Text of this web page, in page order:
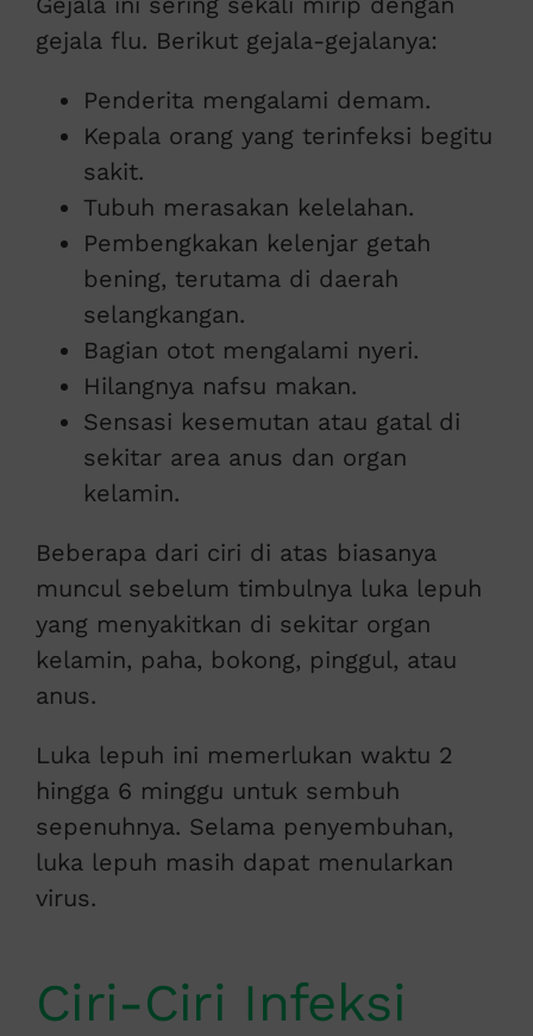
gejala flu. Berikut gejala-gejalanya:
Penderita mengalami demam.
Kepala orang yang terinfeksi begitu
sakit.
Tubuh merasakan kelelahan.
Pembengkakan kelenjar getah
bening, terutama di daerah
selangkangan.
Bagian otot mengalami nyeri.
Hilangnya nafsu makan.
Sensasi kesemutan atau gatal di
sekitar area anus dan organ
kelamin.
Beberapa dari ciri di atas biasanya
muncul sebelum timbulnya luka lepuh
yang menyakitkan di sekitar organ
kelamin, paha, bokong, pinggul, atau
anus.
Luka lepuh ini memerlukan waktu 2
hingga 6 minggu untuk sembuh
sepenuhnya. Selama penyembuhan,
luka lepuh masih dapat menularkan
virus.
Ciri-Ciri Infeksi